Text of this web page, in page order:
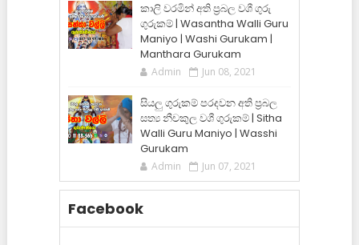
කාලි වරමින් අති ප්‍රබල වශී ගුරු
ගුරුකම් | Wasantha Walli Guru
Maniyo | Washi Gurukam |
Manthara Gurukam
Admin Jun 08, 2021
සියලු ගුරුකම් පරදවන අති ප්‍රබල
සත්‍ය නීචකුල වශී ගුරුකම් | Sitha
Walli Guru Maniyo | Wasshi
Gurukam
Admin Jun 07, 2021
Facebook